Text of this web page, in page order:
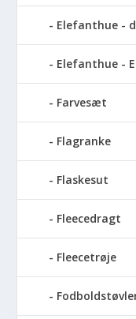
Elefanthue -
Elefanthue -
Farvesæt
Flagranke
Flaskesut
Fleecedragt
Fleecetrøje